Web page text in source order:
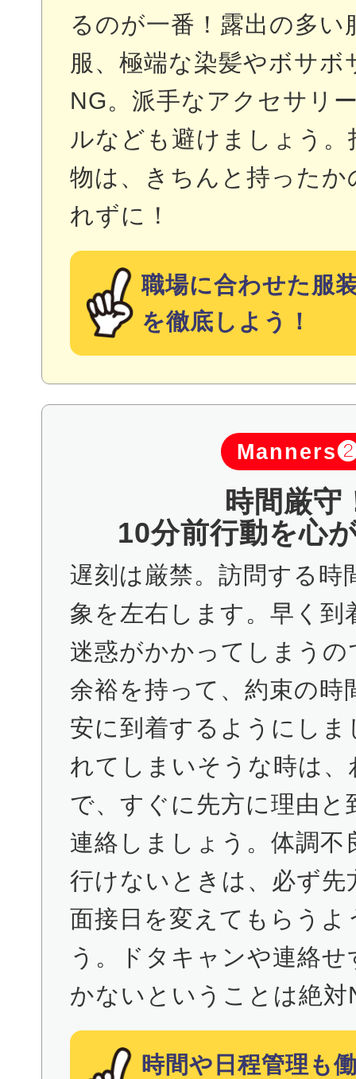
るのが一番！露出の多い
服、極端な染髪やボサボ
NG。派手なアクセサリ
ルなども避けましょう
物は、きちんと持った
れずに！
職場に合わせた服
を徹底しよう！
時間厳守
10分前行動を心
遅刻は厳禁。訪問する時
象を左右します。早く到
迷惑がかかってしまうの
余裕を持って、約束の時
安に到着するようにし
れてしまいそうな時は
で、すぐに先方に理由と
連絡しましょう。体調不
行けないときは、必ず先
面接日を変えてもらうよ
う。ドタキャンや連絡
かないということは絶対
時間や日程管理も